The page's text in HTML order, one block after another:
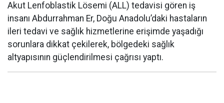
Akut Lenfoblastik Lösemi (ALL) tedavisi gören iş
insanı Abdurrahman Er, Doğu Anadolu’daki hastaların
ileri tedavi ve sağlık hizmetlerine erişimde yaşadığı
sorunlara dikkat çekilerek, bölgedeki sağlık
altyapısının güçlendirilmesi çağrısı yaptı.